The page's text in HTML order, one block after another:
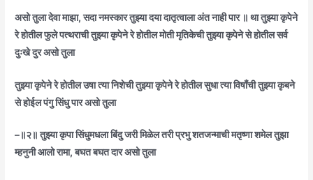
असो तुला देवा माझा, सदा नमस्कार तुझ्या दया दातृत्वाला अंत नाही पार ॥ था तुझ्या कृपेने
रे होतील फुले पत्थराची तुझ्या कृपेने रे होतील मोती मृतिकेची तुझ्या कृपेने से होतील सर्व
दुःखे दुर असो तुला
तुझ्या कृपेने रे होतील उषा त्या निशेची तुझ्या कृपेने रे होतील सुधा त्या विषाँची तुझ्या कृबने
से होईल पंगु सिंधु पार असो तुला
–॥२॥ तुझ्या कृपा सिंधुमधला बिंदु जरी मिळेल तरी प्रभु शतजन्माची मतृष्णा शमेल तुझा
म्हनुनी आलो रामा, बघत बघत दार असो तुला